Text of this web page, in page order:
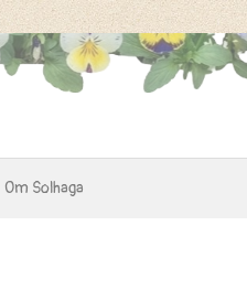
Om Solhaga